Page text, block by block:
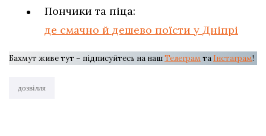
Пончики та піца:
де смачно й дешево поїсти у Дніпрі
Бахмут живе тут – підписуйтесь на нашТелеграм та Інстаграм!
дозвілля